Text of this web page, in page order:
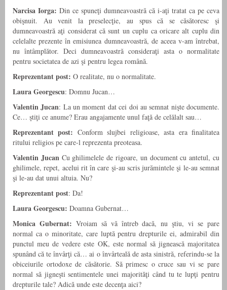
Narcisa Iorga: Din ce spuneţi dumneavoastră că i-aţi tratat ca pe ceva
obişnuit. Au venit la preselecţie, au spus că se căsătoresc şi
dumneavoastră aţi considerat că sunt un cuplu ca oricare alt cuplu din
celelalte prezente în emisiunea dumneavoastră, de aceea v-am întrebat,
nu întâmplător. Deci dumneavoastră consideraţi asta o normalitate
pentru societatea de azi şi pentru legea română.
Reprezentant post: O realitate, nu o normalitate.
Laura Georgescu: Domnu Jucan…
Valentin Jucan: La un moment dat cei doi au semnat nişte documente.
Ce… ştiţi ce anume? Erau angajamente unul faţă de celălalt sau…
Reprezentant post: Conform slujbei religioase, asta era finalitatea
ritului religios pe care-l reprezenta preoteasa.
Valentin JucanCu ghilimelele de rigoare, un document cu antetul, cu
ghilimele, repet, acelui rit în care şi-au scris jurămintele şi le-au semnat
şi le-au dat unui altuia. Nu?
Reprezentant post: Da!
Laura Georgescu: Doamna Gubernat…
Monica Gubernat: Vroiam să vă întreb dacă, nu ştiu, vi se pare
normal ca o minoritate, care luptă pentru drepturile ei, admirabil din
punctul meu de vedere este OK, este normal să jignească majoritatea
spunând că te învârţi că… ai o învârteală de asta sinistră, referindu-se la
obiceiurile ortodoxe de căsătorie. Să primesc o cruce sau vi se pare
normal să jigneşti sentimentele unei majorităţi când tu te lupţi pentru
drepturile tale? Adică unde este decenţa aici?